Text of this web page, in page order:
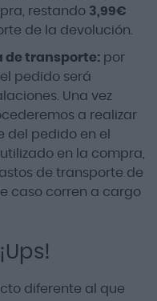
restando 3,99€
de la devolución.
de transporte: por
pedido será
Una vez
a realizar
del pedido en el
en la compra,
de transporte de
caso corren a cargo
diferente al que